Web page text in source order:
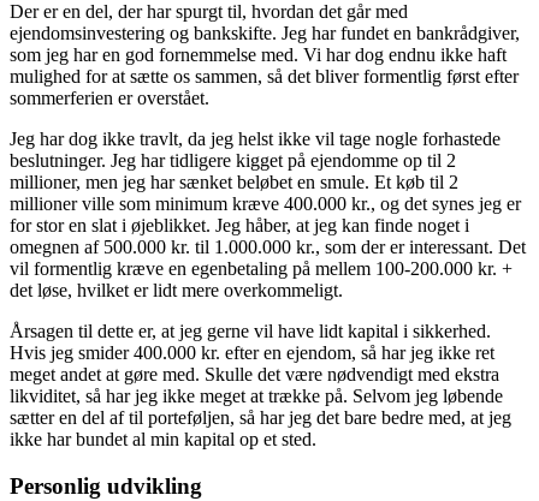
Der er en del, der har spurgt til, hvordan det går med
ejendomsinvestering og bankskifte. Jeg har fundet en bankrådgiver,
som jeg har en god fornemmelse med. Vi har dog endnu ikke haft
mulighed for at sætte os sammen, så det bliver formentlig først efter
sommerferien er overstået.
Jeg har dog ikke travlt, da jeg helst ikke vil tage nogle forhastede
beslutninger. Jeg har tidligere kigget på ejendomme op til 2
millioner, men jeg har sænket beløbet en smule. Et køb til 2
millioner ville som minimum kræve 400.000 kr., og det synes jeg er
for stor en slat i øjeblikket. Jeg håber, at jeg kan finde noget i
omegnen af 500.000 kr. til 1.000.000 kr., som der er interessant. Det
vil formentlig kræve en egenbetaling på mellem 100-200.000 kr. +
det løse, hvilket er lidt mere overkommeligt.
Årsagen til dette er, at jeg gerne vil have lidt kapital i sikkerhed.
Hvis jeg smider 400.000 kr. efter en ejendom, så har jeg ikke ret
meget andet at gøre med. Skulle det være nødvendigt med ekstra
likviditet, så har jeg ikke meget at trække på. Selvom jeg løbende
sætter en del af til porteføljen, så har jeg det bare bedre med, at jeg
ikke har bundet al min kapital op et sted.
Personlig udvikling